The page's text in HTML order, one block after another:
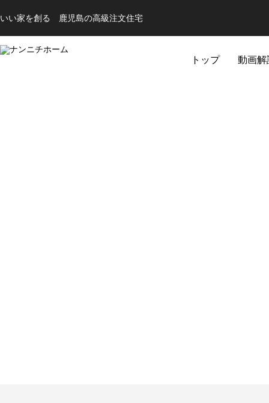
いい家を創る 鹿児島の高級注文住宅
トップ 動画解